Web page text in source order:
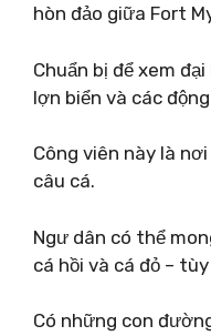
hòn đảo giữa Fort
Chuẩn bị để xem
lợn biển và các
Công viên này là
câu cá.
Ngư dân có thể
cá hồi và cá đỏ –
Có những con